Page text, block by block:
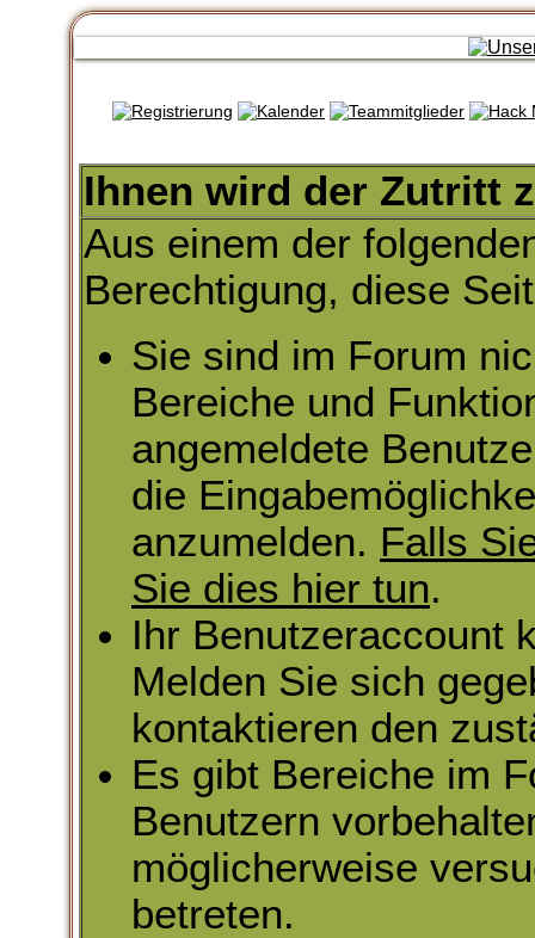
Ihnen wird der Zutritt
Aus einem der
Berechtigung, diese
Sie sind im Forum
Bereiche und
angemeldete
die
anzumelden. Falls
Sie dies hier tun.
Ihr Benutzeraccount
Melden Sie sich
kontaktieren den
Es gibt Bereiche im
Benutzern
möglicherweise
betreten.